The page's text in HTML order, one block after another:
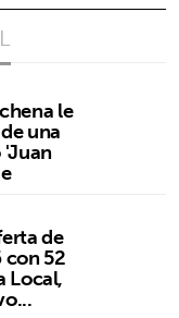
le
una
de
52
Local,